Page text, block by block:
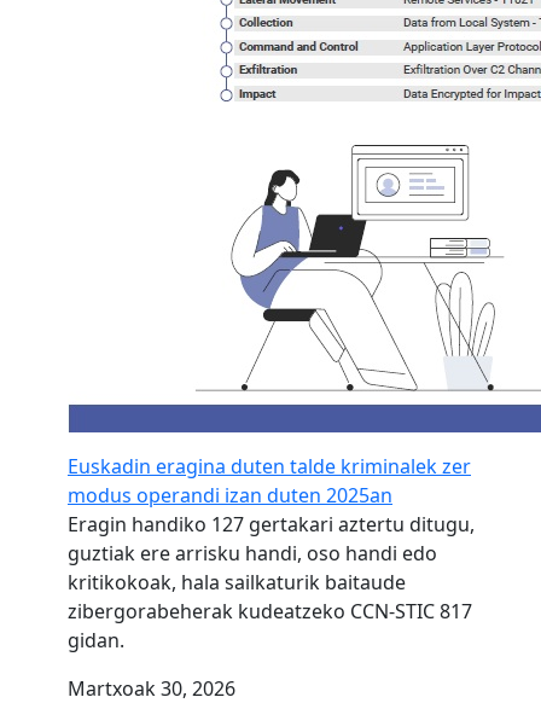
Euskadin eragina duten talde kriminalek zer
modus operandi izan duten 2025an
Eragin handiko 127 gertakari aztertu ditugu,
guztiak ere arrisku handi, oso handi edo
kritikokoak, hala sailkaturik baitaude
zibergorabeherak kudeatzeko CCN-STIC 817
gidan.
Martxoak 30, 2026